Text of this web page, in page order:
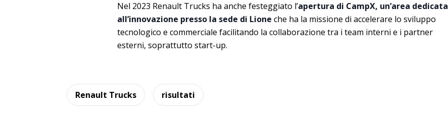
Nel 2023 Renault Trucks ha anche festeggiato l’apertura di CampX, un’area dedicata
all’innovazione presso la sede di Lione che ha la missione di accelerare lo sviluppo
tecnologico e commerciale facilitando la collaborazione tra i team interni e i partner
esterni, soprattutto start-up.
Renault Trucks risultati